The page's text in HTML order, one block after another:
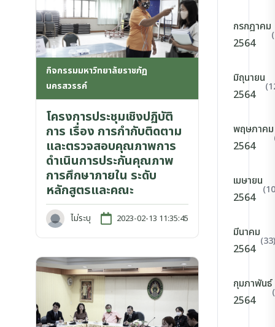
กิจกรรมมหาวิทยาลัยราชภัฏ
นครสวรรค์
โครงการประชุมเชิงปฏิบัติ
การ เรื่อง การกำกับติดตาม
และตรวจสอบคุณภาพการ
ดำเนินการประกันคุณภาพ
การศึกษาภายใน ระดับ
หลักสูตรและคณะ
ไม่ระบุ 2023-02-13 11:35:45
กรกฎาคม
2564
มิถุนายน
2564
พฤษภาคม
2564
เมษายน
2564
มีนาคม
2564
(33)
กุมภาพันธ์
2564